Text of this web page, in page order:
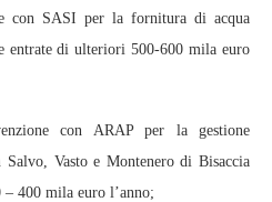
con SASI per la fornitura di acqua
entrate di ulteriori 500-600 mila euro
con ARAP per la gestione
Vasto e Montenero di Bisaccia
400 mila euro l’anno;